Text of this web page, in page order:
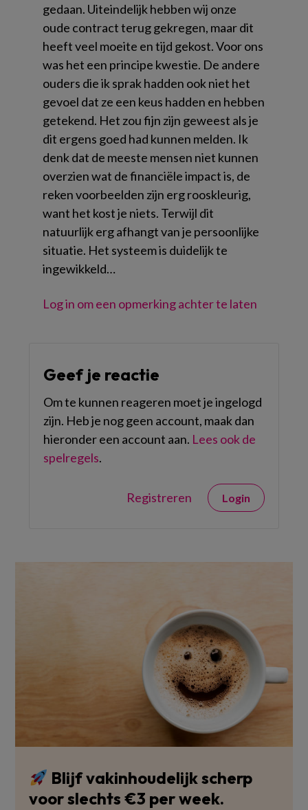
gedaan. Uiteindelijk hebben wij onze
oude contract terug gekregen, maar dit
heeft veel moeite en tijd gekost. Voor ons
was het een principe kwestie. De andere
ouders die ik sprak hadden ook niet het
gevoel dat ze een keus hadden en hebben
getekend. Het zou fijn zijn geweest als je
dit ergens goed had kunnen melden. Ik
denk dat de meeste mensen niet kunnen
overzien wat de financiële impact is, de
reken voorbeelden zijn erg rooskleurig,
want het kost je niets. Terwijl dit
natuurlijk erg afhangt van je persoonlijke
situatie. Het systeem is duidelijk te
ingewikkeld…
Log in om een opmerking achter te laten
Geef je reactie
Om te kunnen reageren moet je ingelogd
zijn. Heb je nog geen account, maak dan
hieronder een account aan. Lees ook de
spelregels.
Registreren Login
Blijf vakinhoudelijk scherp
voor slechts €3 per week.